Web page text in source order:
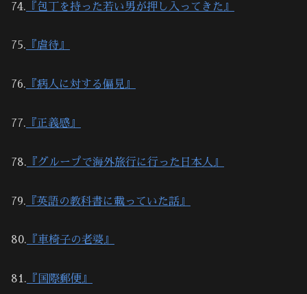
74. 『包丁を持った若い男が押し入ってきた』
75. 『虐待』
76. 『病人に対する偏見』
77. 『正義感』
78. 『グループで海外旅行に行った日本人』
79. 『英語の教科書に載っていた話』
80. 『車椅子の老婆』
81. 『国際郵便』